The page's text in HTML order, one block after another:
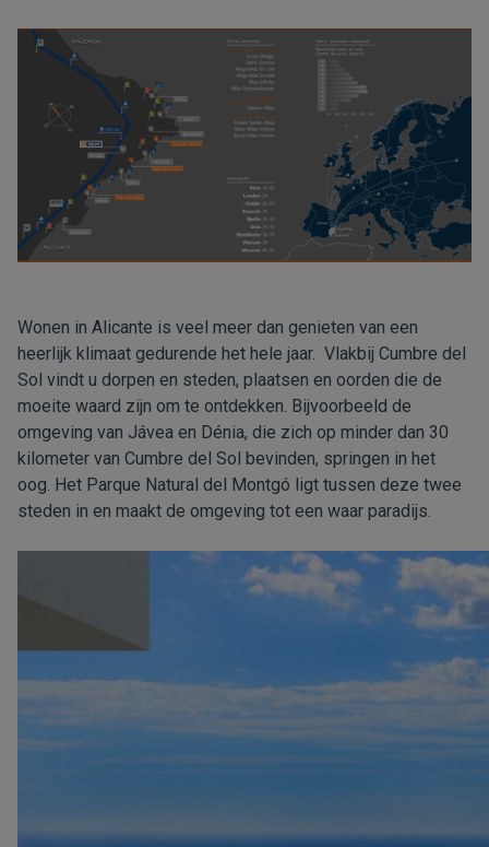
Wonen in Alicante is veel meer dan genieten van een
heerlijk klimaat gedurende het hele jaar. Vlakbij Cumbre del
Sol vindt u dorpen en steden, plaatsen en oorden die de
moeite waard zijn om te ontdekken. Bijvoorbeeld de
omgeving van Jávea en Dénia, die zich op minder dan 30
kilometer van Cumbre del Sol bevinden, springen in het
oog. Het Parque Natural del Montgó ligt tussen deze twee
steden in en maakt de omgeving tot een waar paradijs.